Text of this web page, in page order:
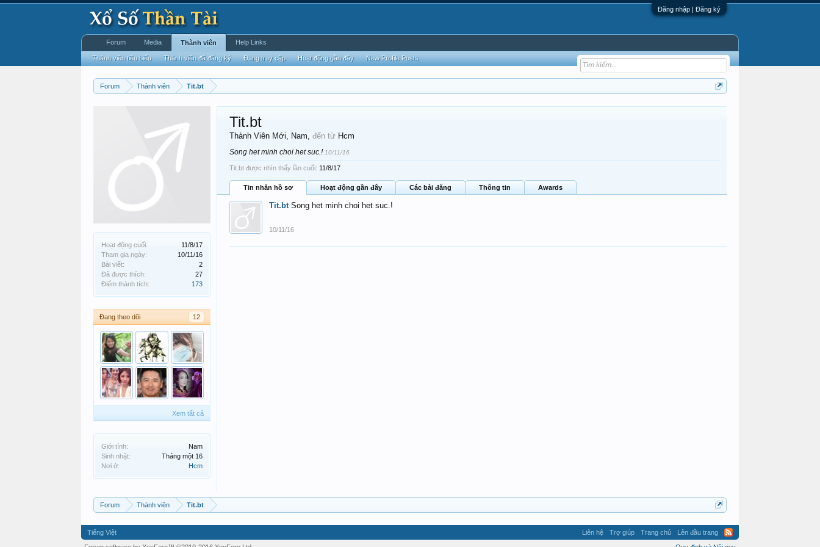
Đăng nhập | Đăng ký
Forum Thành viên Tit.bt
Hoạt động cuối:
11/8/17
Tham gia ngày:
10/11/16
Bài viết:
2
Đã được thích:
27
Điểm thành tích:
173
Đang theo dõi 12
Xem tất cả
Giới tính:
Nam
Sinh nhật:
Tháng một 16
Nơi ở:
Hcm
Tit.bt
Thành Viên Mới, Nam, đến từ Hcm
Song het minh choi het suc.! 10/11/16
Tit.bt được nhìn thấy lần cuối: 11/8/17
Tin nhắn hồ sơ Hoạt động gần đây Các bài đăng Thông tin Awards
Tit.bt Song het minh choi het suc.!
10/11/16
Forum Thành viên Tit.bt
Forum Media Thành viên
Thành viên tiêu biểu Thành viên đã đăng ký Đang truy cập Hoạt động gần đây New Profile Posts
Help Links
Tiếng Việt Liên hệ Trợ giúp Trang chủ
Lên đầu trang